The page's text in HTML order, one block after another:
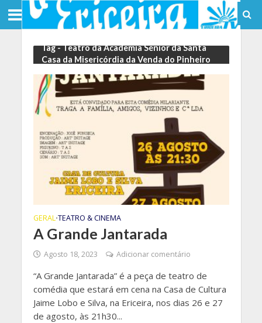
Tag - Teatro da Academia Sénior da Santa
Casa da Misericórdia da Venda do Pinheiro
GERAL•TEATRO & CINEMA
A Grande Jantarada
Agosto 18, 2023 Adicionar comentário
“A Grande Jantarada” é a peça de teatro de
comédia que estará em cena na Casa de Cultura
Jaime Lobo e Silva, na Ericeira, nos dias 26 e 27
de agosto, às 21h30...